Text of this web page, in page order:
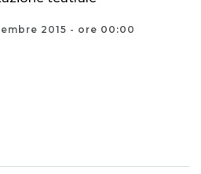
2015 - ore 00:00